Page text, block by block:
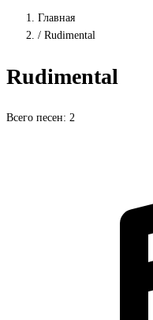
Главная
/ Rudimental
Rudimental
Всего песен: 2